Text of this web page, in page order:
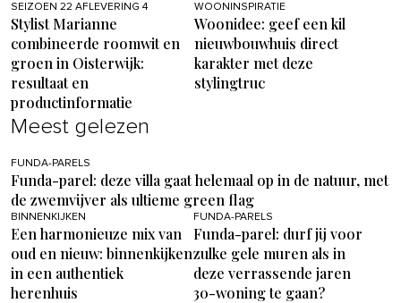
SEIZOEN 22 AFLEVERING 4
Stylist Marianne
combineerde roomwit en
groen in Oisterwijk:
resultaat en
productinformatie
WOONINSPIRATIE
Woonidee: geef een kil
nieuwbouwhuis direct
karakter met deze
stylingtruc
Meest gelezen
FUNDA-PARELS
Funda-parel: deze villa gaat helemaal op in de natuur, met
de zwemvijver als ultieme green flag
BINNENKIJKEN
Een harmonieuze mix van
oud en nieuw: binnenkijken
in een authentiek
herenhuis
FUNDA-PARELS
Funda-parel: durf jij voor
zulke gele muren als in
deze verrassende jaren
30-woning te gaan?